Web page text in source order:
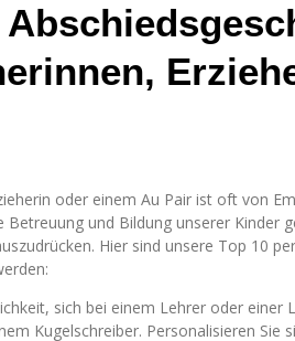
oder einem Au Pair ist oft von
und Bildung unserer Kinder
Hier sind unsere Top 10
sich bei einem Lehrer oder einer
Kugelschreiber. Personalisieren